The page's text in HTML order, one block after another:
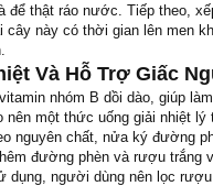
để thật ráo nước. Tiếp theo,
này có thời gian lên men
Và Hỗ Trợ Giấc
nhóm B dồi dào, giúp
nên một thức uống giải nhiệt
nguyên chất, nửa ký đường
đường phèn và rượu
người dùng nên lọc